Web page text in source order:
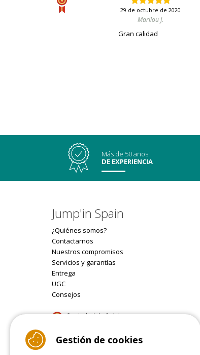
29 de octubre de 2020
Marilou J.
Gran calidad
Más de 50 años
DE EXPERIENCIA
Jump'in Spain
¿Quiénes somos?
Contactarnos
Nuestros compromisos
Servicios y garantías
Entrega
UGC
Consejos
9.4/10 (22077 reviews)
Gestión de cookies